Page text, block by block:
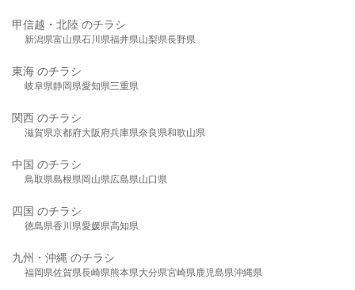
甲信越・北陸 のチラシ
新潟県富山県石川県福井県山梨県長野県
東海 のチラシ
岐阜県静岡県愛知県三重県
関西 のチラシ
滋賀県京都府大阪府兵庫県奈良県和歌山県
中国 のチラシ
鳥取県島根県岡山県広島県山口県
四国 のチラシ
徳島県香川県愛媛県高知県
九州・沖縄 のチラシ
福岡県佐賀県長崎県熊本県大分県宮崎県鹿児島県沖縄県